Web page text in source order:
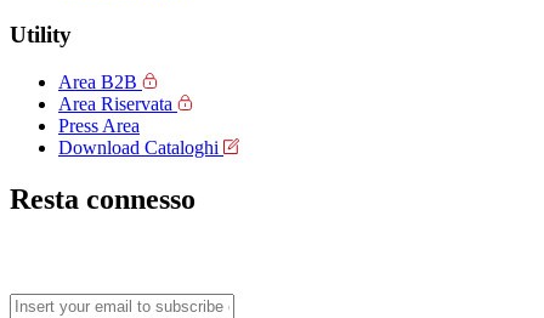
Utility
Area B2B
Area Riservata
Press Area
Download Cataloghi
Resta connesso